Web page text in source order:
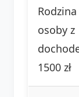
osoby z
1500 zł